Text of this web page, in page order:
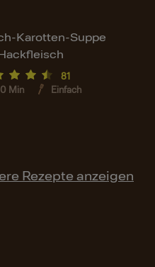
Karotten-Suppe
81
Min Einfach
Rezepte anzeigen